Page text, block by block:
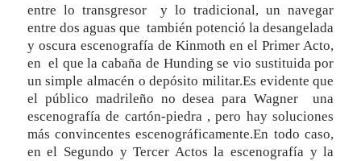
entre lo transgresor y lo tradicional, un navegar
entre dos aguas que también potenció la desangelada
y oscura escenografía de Kinmoth en el Primer Acto,
en el que la cabaña de Hunding se vio sustituida por
un simple almacén o depósito militar.Es evidente que
el público madrileño no desea para Wagner una
escenografía de cartón-piedra , pero hay soluciones
más convincentes escenográficamente.En todo caso,
en el Segundo y Tercer Actos la escenografía y la